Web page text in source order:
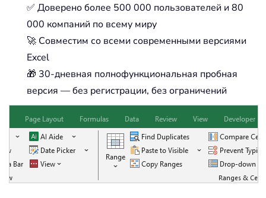
✅ Доверено более 500 000 пользователей и 80
000 компаний по всему миру
🚀 Совместим со всеми современными версиями
Excel
🎁 30-дневная полнофункциональная пробная
версия — без регистрации, без ограничений